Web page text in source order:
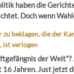
haben die
Doch wenn
beklagen, die der
ist verlogen
der Welt"?
Jahren. Just jetzt